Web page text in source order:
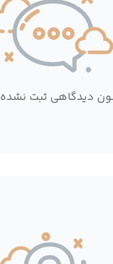
دیدگاهی ثبت